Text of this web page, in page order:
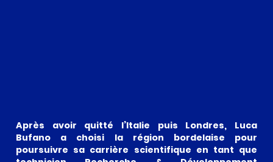
Après avoir quitté l’Italie puis Londres, Luca
Bufano a choisi la région bordelaise pour
poursuivre sa carrière scientifique en tant que